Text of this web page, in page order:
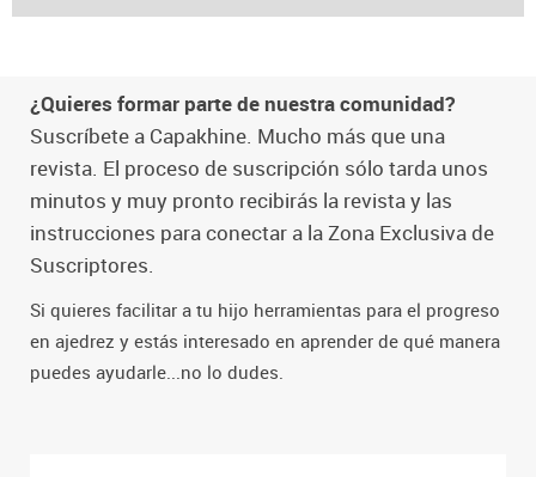
¿Quieres formar parte de nuestra comunidad?
Suscríbete a Capakhine. Mucho más que una
revista. El proceso de suscripción sólo tarda unos
minutos y muy pronto recibirás la revista y las
instrucciones para conectar a la Zona Exclusiva de
Suscriptores.
Si quieres facilitar a tu hijo herramientas para el progreso
en ajedrez y estás interesado en aprender de qué manera
puedes ayudarle...no lo dudes.